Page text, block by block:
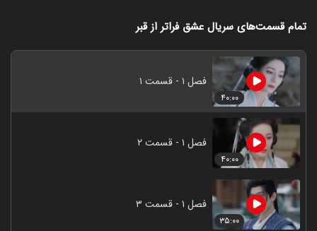
تمام قسمت‌های سریال عشق فراتر از قبر
۴۰:۰۰
فصل ۱ - قسمت ۱
۴۰:۰۰
فصل ۱ - قسمت ۲
۳۵:۰۰
فصل ۱ - قسمت ۳